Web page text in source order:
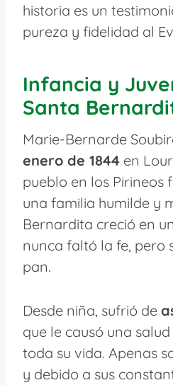
historia es un
pureza y fidelidad al
Infancia y
Santa
Marie-Bernarde
enero de 1844 en
pueblo en los Pirineos
una familia humilde y
Bernardita creció en
nunca faltó la fe, pero
pan.
Desde niña, sufrió de
que le causó una
toda su vida. Apenas
y debido a sus